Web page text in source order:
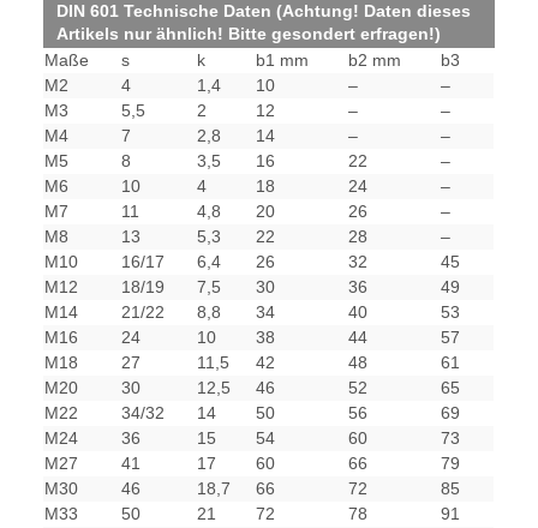
DIN 601 Technische Daten (Achtung! Daten dieses
Artikels nur ähnlich! Bitte gesondert erfragen!)
Maße
s k b1 mm b2 mm
b3
M2
4 1,4 10 –
–
M3
5,5 2 12 –
–
M4
7 2,8 14 –
–
M5
8 3,5 16 22
–
M6
10 4 18 24
–
M7
11 4,8 20 26
–
M8
13 5,3 22 28
–
M10
16/17 6,4 26 32
45
M12
18/19 7,5 30 36
49
M14
21/22 8,8 34 40
53
M16
24 10 38 44
57
M18
27 11,5 42 48
61
M20
30 12,5 46 52
65
M22
34/32 14 50 56
69
M24
36 15 54 60
73
M27
41 17 60 66
79
M30
46 18,7 66 72
85
M33
50 21 72 78
91